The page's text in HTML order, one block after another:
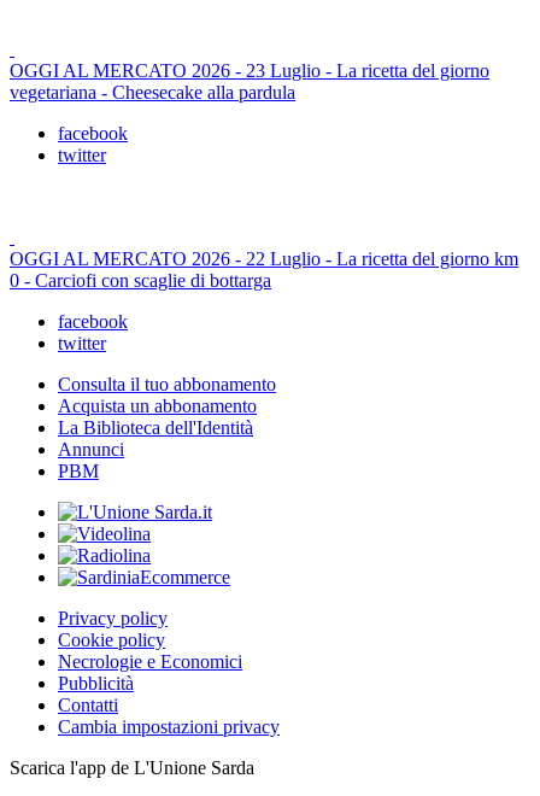
OGGI AL MERCATO 2026 - 23 Luglio - La ricetta del giorno
vegetariana - Cheesecake alla pardula
facebook
twitter
OGGI AL MERCATO 2026 - 22 Luglio - La ricetta del giorno km
0 - Carciofi con scaglie di bottarga
facebook
twitter
Consulta il tuo abbonamento
Acquista un abbonamento
La Biblioteca dell'Identità
Annunci
PBM
Privacy policy
Cookie policy
Necrologie e Economici
Pubblicità
Contatti
Cambia impostazioni privacy
Scarica l'app de L'Unione Sarda